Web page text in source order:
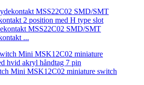
MSS22C02 SMD/SMT
...
Mini MSK12C02 miniature switch